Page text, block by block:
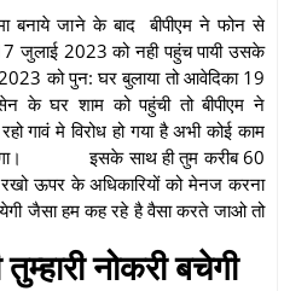
बनाये जाने के बाद बीपीएम ने फोन से
जुलाई 2023 को नही पहुंच पायी उसके
को पुन: घर बुलाया तो आवेदिका 19
के घर शाम को पहुंची तो बीपीएम ने
गावं मे विरोध हो गया है अभी कोई काम
इसके साथ ही तुम करीब 60
ऊपर के अधिकारियों को मेनज करना
जैसा हम कह रहे है वैसा करते जाओ तो
नोकरी बचेगी